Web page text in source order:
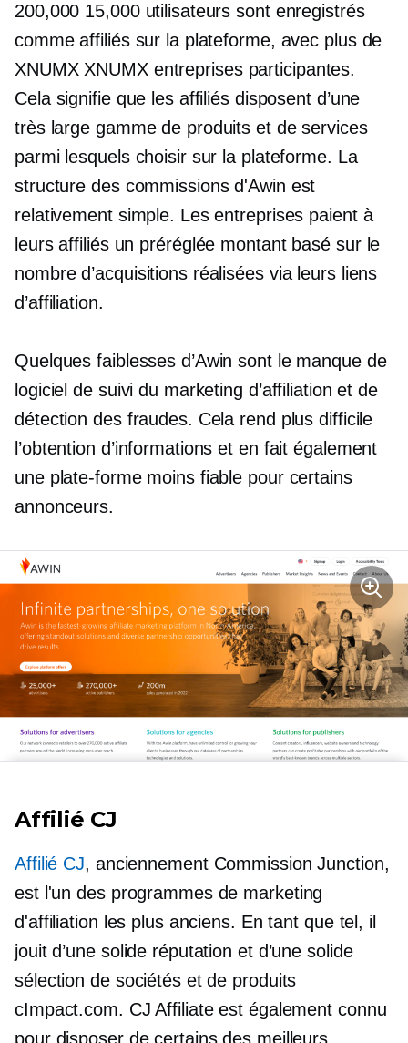
200,000 15,000 utilisateurs sont enregistrés
comme affiliés sur la plateforme, avec plus de
XNUMX XNUMX entreprises participantes.
Cela signifie que les affiliés disposent d’une
très large gamme de produits et de services
parmi lesquels choisir sur la plateforme. La
structure des commissions d'Awin est
relativement simple. Les entreprises paient à
leurs affiliés un préréglée montant basé sur le
nombre d’acquisitions réalisées via leurs liens
d’affiliation.
Quelques faiblesses d’Awin sont le manque de
logiciel de suivi du marketing d’affiliation et de
détection des fraudes. Cela rend plus difficile
l’obtention d’informations et en fait également
une plate-forme moins fiable pour certains
annonceurs.
Affilié CJ
Affilié CJ, anciennement Commission Junction,
est l'un des programmes de marketing
d'affiliation les plus anciens. En tant que tel, il
jouit d’une solide réputation et d’une solide
sélection de sociétés et de produits
cImpact.com. CJ Affiliate est également connu
pour disposer de certains des meilleurs